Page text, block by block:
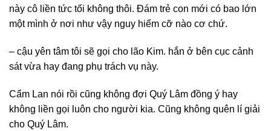
này cô liền tức tối không thôi. Đám trẻ con mới có bao lớn
một mình ở nơi như vậy nguy hiểm cỡ nào cơ chứ.
– cậu yên tâm tôi sẽ gọi cho lão Kim. hắn ở bên cục cảnh
sát vừa hay đang phụ trách vụ này.
Cẩm Lan nói rồi cũng không đợi Quý Lâm đồng ý hay
không liền gọi luôn cho người kia. Cũng không quên lí giải
cho Quý Lâm.